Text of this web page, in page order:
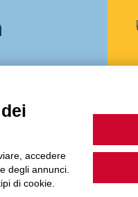
accedere
degli annunci.
di cookie.